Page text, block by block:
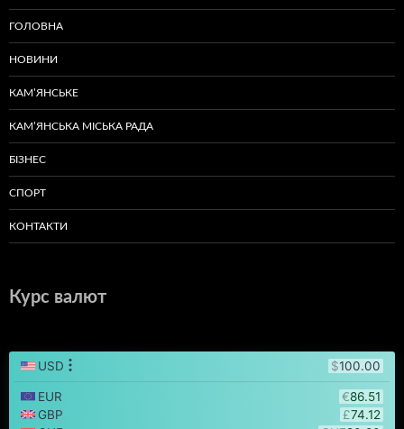
ГОЛОВНА
НОВИНИ
КАМ’ЯНСЬКЕ
КАМ’ЯНСЬКА МІСЬКА РАДА
БІЗНЕС
СПОРТ
КОНТАКТИ
Курс валют